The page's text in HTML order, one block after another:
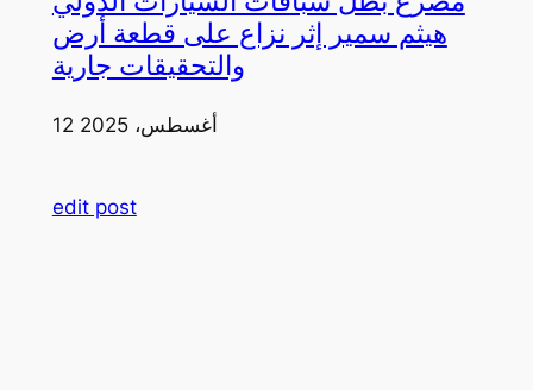
هيثم سمير إثر نزاع على قطعة أرض
والتحقيقات جارية
12 أغسطس، 2025
edit post